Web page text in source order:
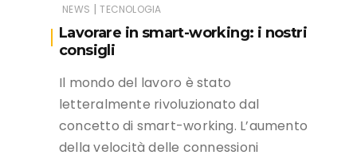
NEWS | TECNOLOGIA
Lavorare in smart-working: i nostri
consigli
Il mondo del lavoro è stato
letteralmente rivoluzionato dal
concetto di smart-working. L’aumento
della velocità delle connessioni